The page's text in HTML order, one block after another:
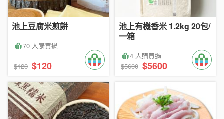
池上豆腐米煎餅
70 人購買過
$120 $120
池上有機香米 1.2kg 20包/
一箱
4 人購買過
$5600 $5600